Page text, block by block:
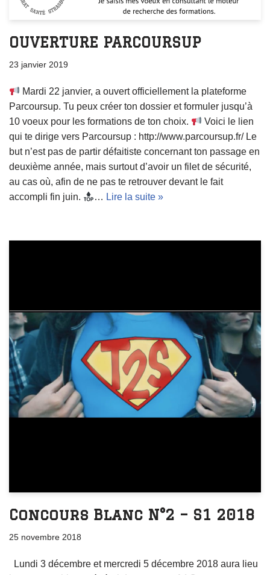
OUVERTURE PARCOURSUP
23 janvier 2019
Mardi 22 janvier, a ouvert officiellement la plateforme
Parcoursup. Tu peux créer ton dossier et formuler jusqu’à
10 voeux pour les formations de ton choix.
Voici le lien
qui te dirige vers Parcoursup : http://www.parcoursup.fr/ Le
but n’est pas de partir défaitiste concernant ton passage en
deuxième année, mais surtout d’avoir un filet de sécurité,
au cas où, afin de ne pas te retrouver devant le fait
accompli fin juin.
… Lire la suite »
Concours Blanc N°2 – S1 2018
25 novembre 2018
Lundi 3 décembre et mercredi 5 décembre 2018 aura lieu